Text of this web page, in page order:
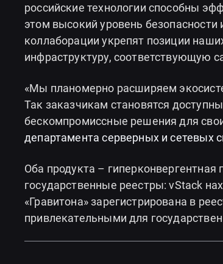
российские технологии способны
этом высокий уровень
коллаборации укрепят позиции
инфраструктуру, соответствующую
«Мы планомерно расширяем
Так заказчикам становятся
бескомпромиссные решения для
департамента серверных и сетевых
Оба продукта –
государственные реестры: vStack
«Гравитона» зарегистрирована в
привлекательными для